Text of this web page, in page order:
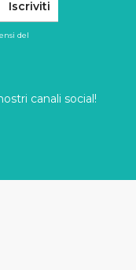
Iscriviti
del
canali social!